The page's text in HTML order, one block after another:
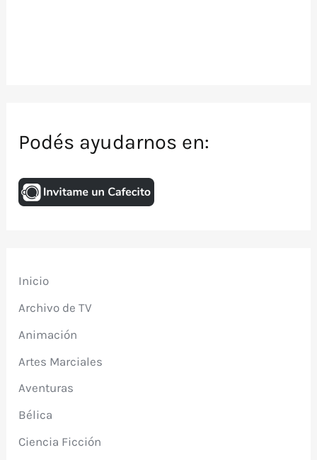
Podés ayudarnos en:
Inicio
Archivo de TV
Animación
Artes Marciales
Aventuras
Bélica
Ciencia Ficción